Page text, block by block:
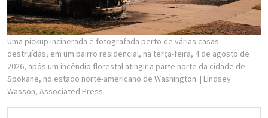
Uma pickup incinerada é fotografada perto de várias casas
destruídas, em um bairro residencial, na terça-feira, 4 de agosto de
2026, após um incêndio florestal atingir a parte norte da cidade de
Spokane, no estado norte-americano de Washington. | Lindsey
Wasson, Associated Press